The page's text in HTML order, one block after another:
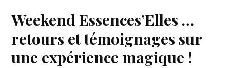
Weekend Essences’Elles …
retours et témoignages sur
une expérience magique !